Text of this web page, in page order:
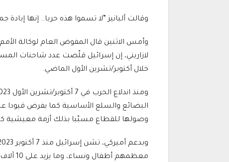
وقالت ألبانيز “لا تسموا هذه حربا.. إنها
وأمس الاثنين قال المفوض العام لوكالة
خلال أكتوبر/تشرين الأول الماضي.
البضائع والسلع الأساسية كما يفرض قيودا
وصولها للقطاع مسبّبا بذلك أزمة معيشية